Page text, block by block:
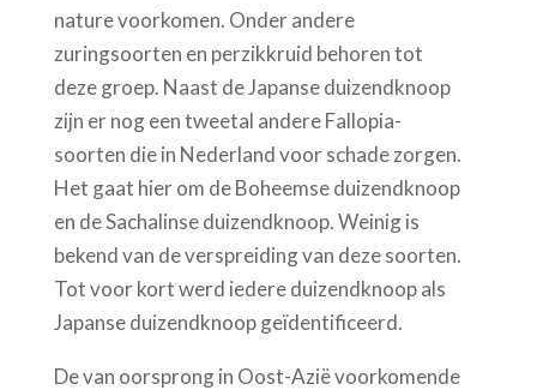
nature voorkomen. Onder andere
zuringsoorten en perzikkruid behoren tot
deze groep. Naast de Japanse duizendknoop
zijn er nog een tweetal andere Fallopia-
soorten die in Nederland voor schade zorgen.
Het gaat hier om de Boheemse duizendknoop
en de Sachalinse duizendknoop. Weinig is
bekend van de verspreiding van deze soorten.
Tot voor kort werd iedere duizendknoop als
Japanse duizendknoop geïdentificeerd.
De van oorsprong in Oost-Azië voorkomende